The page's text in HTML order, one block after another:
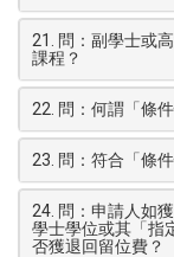
21. 問：副學士或
課程？
22. 問：何謂「條
23. 問：符合「條
24. 問：申請人如
學士學位或其「指
否獲退回留位費？